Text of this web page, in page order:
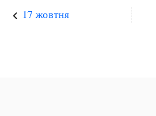
keyboard_arrow_left 17 жовтня